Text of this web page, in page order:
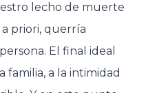
lecho de muerte
priori, querría
El final ideal
familia, a la intimidad